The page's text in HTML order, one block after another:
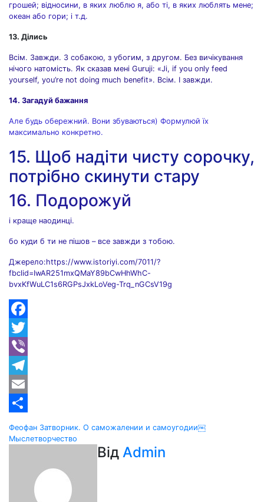
грошей; відносини, в яких люблю я, або ті, в яких люблять мене;
океан або гори; і т.д.
13. Ділись
Всім. Завжди. З собакою, з убогим, з другом. Без вичікування
нічого натомість. Як сказав мені Guruji: «Ji, if you only feed
yourself, you’re not doing much benefit». Всім. І завжди.
14. Загадуй бажання
Але будь обережний. Вони збуваються) Формулюй їх
максимально конкретно.
15. Щоб надіти чисту сорочку,
потрібно скинути стару
16. Подорожуй
і краще наодинці.
бо куди б ти не пішов – все завжди з тобою.
Джерело:https://www.istoriyi.com/7011/?
fbclid=IwAR251mxQMaY89bCwHhWhC-
bvxKfWuLC1s6RGPsJxkLoVeg-Trq_nGCsV19g
Facebook
Twitter
Viber
Telegram
Email
Навігація
Феофан Затворник. О саможалении и самоугодии￼
Мыслетворчество
Від Admin